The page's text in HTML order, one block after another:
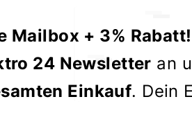
Mailbox + 3% Rabatt!
24 Newsletter an
Einkauf. Dein